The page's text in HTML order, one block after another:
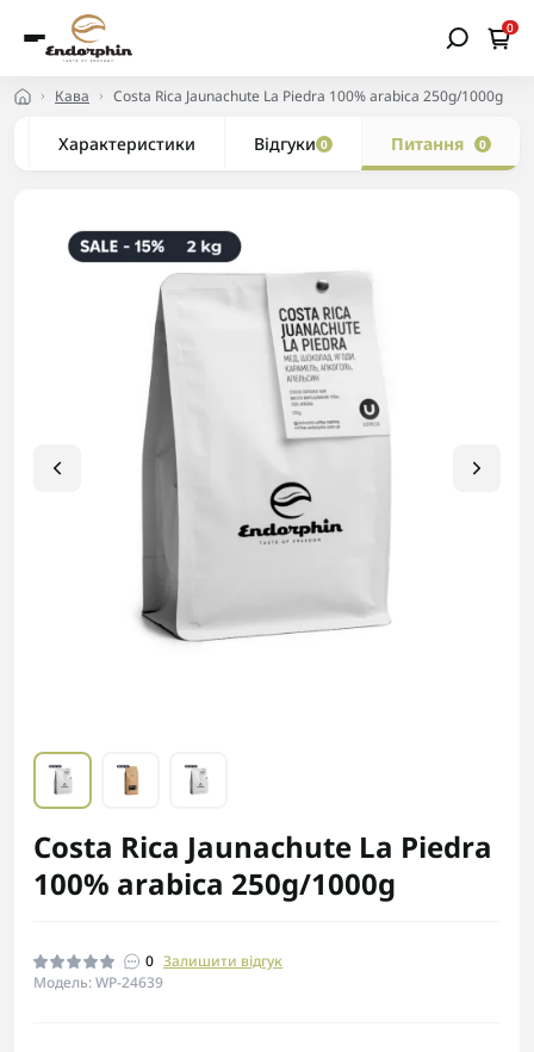
0
Кава Costa Rica Jaunachute La Piedra 100% arabica 250g/1000g
Характеристики Відгуки 0 Питання 0
Costa Rica Jaunachute La Piedra
100% arabica 250g/1000g
0 Залишити відгук
Модель: WP-24639